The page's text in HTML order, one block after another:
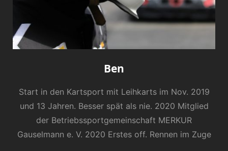
Ben
Start in den Kartsport mit Leihkarts im Nov. 2019
und 13 Jahren. Besser spät als nie. 2020 Mitglied
der Betriebssportgemeinschaft MERKUR
Gauselmann e. V. 2020 Erstes off. Rennen im Zuge